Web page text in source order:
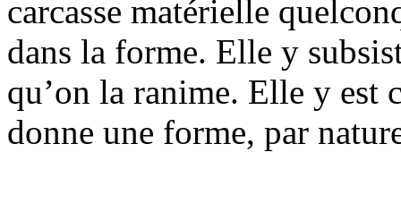
carcasse matérielle
dans la forme. Elle y
qu’on la ranime. Elle y est
donne une forme, par